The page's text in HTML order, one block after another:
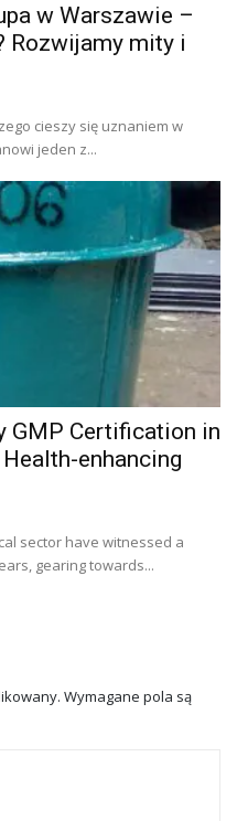
w Warszawie –
Rozwijamy mity i
cieszy się uznaniem w
jeden z...
GMP Certification in
enhancing
sector have witnessed a
gearing towards...
Wymagane pola są